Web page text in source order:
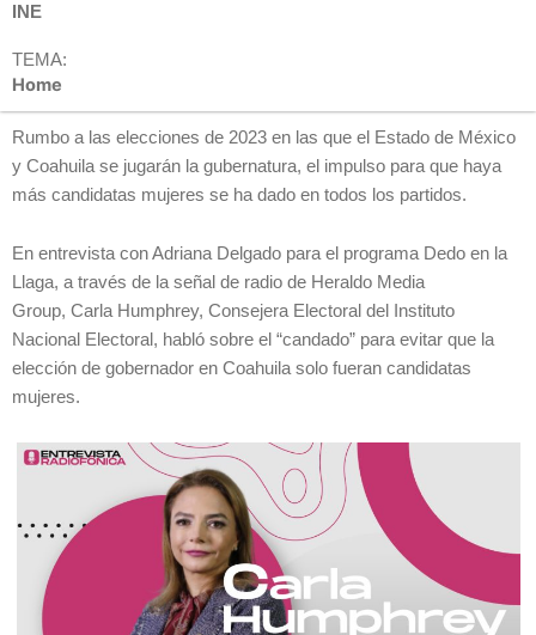
INE
TEMA:
Home
Rumbo a las elecciones de 2023 en las que el Estado de México
y Coahuila se jugarán la gubernatura, el impulso para que haya
más candidatas mujeres se ha dado en todos los partidos.
En entrevista con Adriana Delgado para el programa Dedo en la
Llaga, a través de la señal de radio de Heraldo Media
Group, Carla Humphrey, Consejera Electoral del Instituto
Nacional Electoral, habló sobre el “candado” para evitar que la
elección de gobernador en Coahuila solo fueran candidatas
mujeres.